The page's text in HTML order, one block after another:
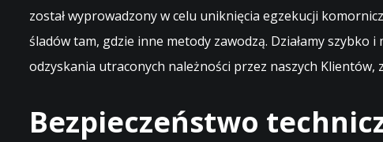
został wyprowadzony w celu uniknięcia egzekucji
śladów tam, gdzie inne metody zawodzą. Działamy szybko
odzyskania utraconych należności przez naszych
Bezpieczeństwo